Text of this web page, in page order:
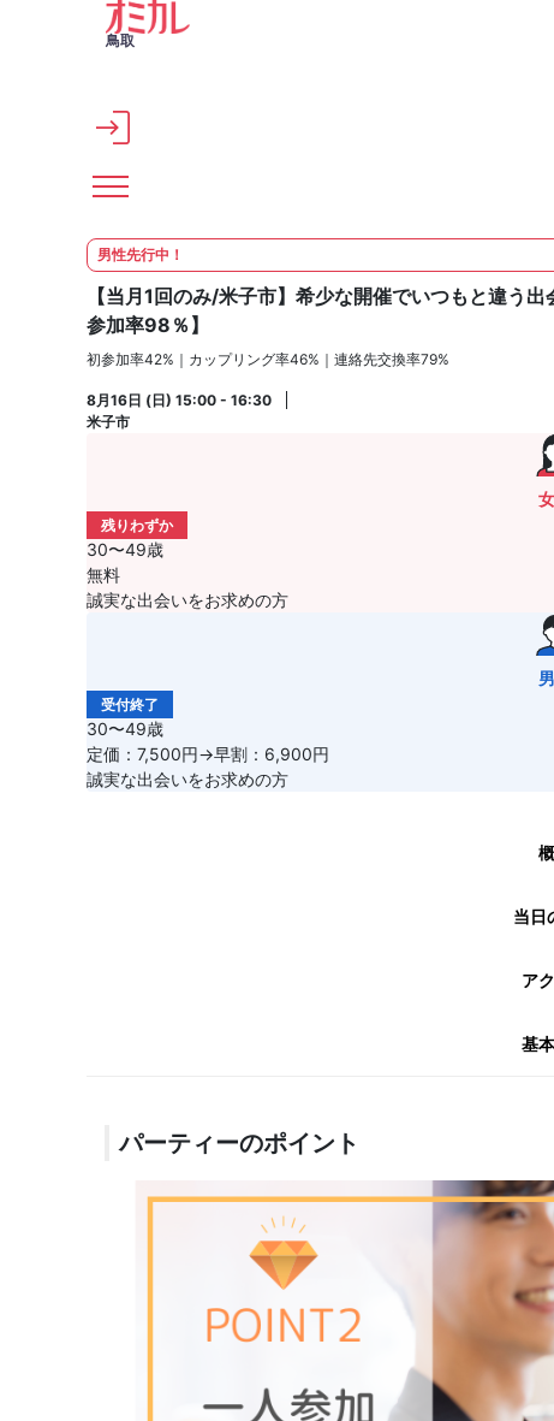
メインコンテンツへスキップ
鳥取
男性先行中！
【当月1回のみ/米子市】希少な開催でいつもと違う
参加率98％】
初参加率42%｜カップリング率46%｜連絡先交換率79%
8月16日 (日) 15:00 - 16:30
米子市
残りわずか
30〜49歳
無料
誠実な出会いをお求めの方
受付終了
30〜49歳
定価：7,500円→早割：6,900円
誠実な出会いをお求めの方
当日
ア
基
パーティーのポイント